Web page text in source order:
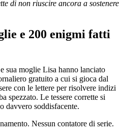
di non riuscire ancora a sostenere
e 200 enigmi fatti
sua moglie Lisa hanno lanciato
gratuito a cui si gioca dal
con le lettere per risolvere indizi
spezzato. Le tessere corrette si
davvero soddisfacente.
Nessun contatore di serie.